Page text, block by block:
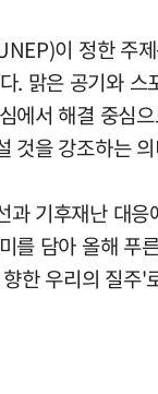
이 정한 주
맑은 공기와 스
에서 해결 중심
것을 강조하는
과 기후재난 대응
를 담아 올해 푸
한 우리의 질주'